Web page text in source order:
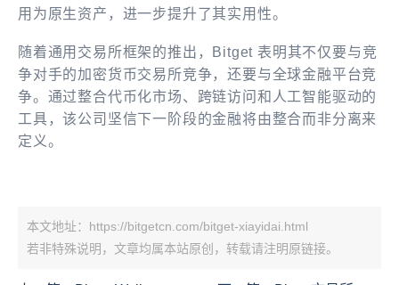
用为原生资产，进一步提升了其实用性。
随着通用交易所框架的推出，Bitget 表明其不仅要与竞
争对手的加密货币交易所竞争，还要与全球金融平台竞
争。通过整合代币化市场、跨链访问和人工智能驱动的
工具，该公司坚信下一阶段的金融将由整合而非分离来
定义。
本文地址：https://bitgetcn.com/bitget-xiayidai.html
若非特殊说明，文章均属本站原创，转载请注明原链接。